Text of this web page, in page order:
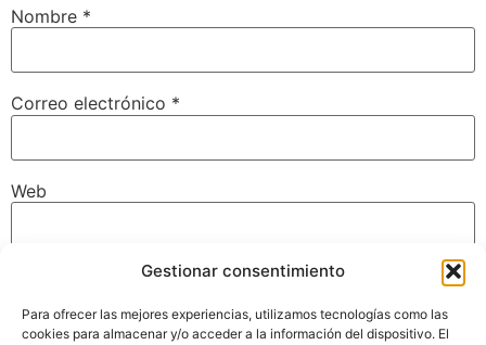
Gestionar consentimiento
Para ofrecer las mejores experiencias, utilizamos tecnologías como las
cookies para almacenar y/o acceder a la información del dispositivo. El
Nombre *
Correo electrónico *
Web
navegador para la próxima vez que comente.